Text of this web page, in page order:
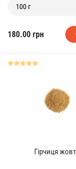
100 г
180.00 грн
Гірчиця